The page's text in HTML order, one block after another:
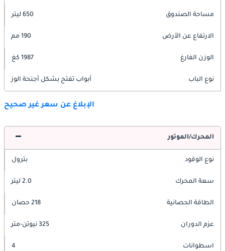
مساحة الصندوق 650 ليتر
الارتفاع عن الأرض 190 مم
الوزن الفارغ 1987 كغ
نوع الباب أبواب تفتح بشكل أجنحة الوز
الإبلاغ عن سعر غير صحيح
المحرك/الموتور
نوع الوقود بترول
سعة المحرك 2.0 ليتر
الطاقة الحصانية 218 حصان
عزم الدوران 325 نيوتن-متر
اسطوانات 4